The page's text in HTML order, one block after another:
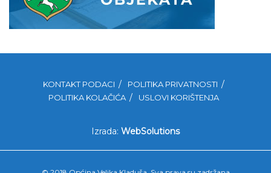
KONTAKT PODACI
POLITIKA PRIVATNOSTI
POLITIKA KOLAČIĆA
USLOVI KORIŠTENJA
Izrada: WebSolutions